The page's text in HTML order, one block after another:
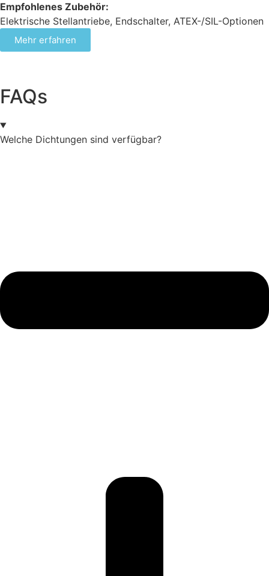
Empfohlenes Zubehör:
Elektrische Stellantriebe, Endschalter, ATEX-/SIL-Optionen
Mehr erfahren
FAQs
Welche Dichtungen sind verfügbar?